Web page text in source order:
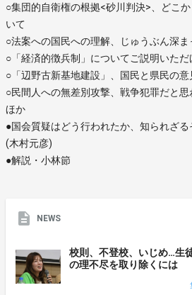
○集団的自衛権の根拠<砂川判決>、どこ
いて
○法案への国民への理解、じゅうぶん深
○「経済的徴兵制」についてご説明いただ
○「辺野古新基地建設」、国民と県民の
○民間人への無差別攻撃、戦争犯罪だと思
ほか
●国会質疑はどう行われたか、知られざ
(木村元彦)
●解説・小林節
NEWS
校則、不登校、いじめ…生
の理不尽を取り除くには